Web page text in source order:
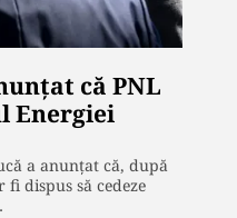
că PNL
Energiei
a anunţat că, după
dispus să cedeze